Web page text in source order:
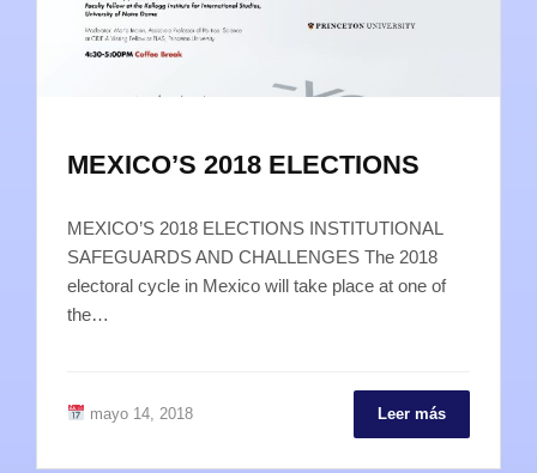
MEXICO’S 2018 ELECTIONS
MEXICO’S 2018 ELECTIONS INSTITUTIONAL
SAFEGUARDS AND CHALLENGES The 2018
electoral cycle in Mexico will take place at one of
the…
mayo 14, 2018 Leer más